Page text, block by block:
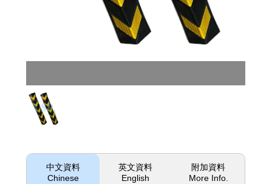
中文資料
Chinese
英文資料
English
附加資料
More Info.